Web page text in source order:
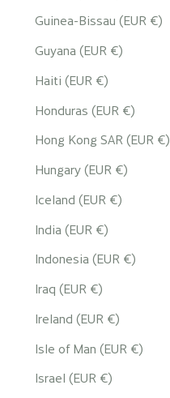
Guinea-Bissau (EUR €)
Guyana (EUR €)
Haiti (EUR €)
Honduras (EUR €)
Hong Kong SAR (EUR €)
Hungary (EUR €)
Iceland (EUR €)
India (EUR €)
Indonesia (EUR €)
Iraq (EUR €)
Ireland (EUR €)
Isle of Man (EUR €)
Israel (EUR €)